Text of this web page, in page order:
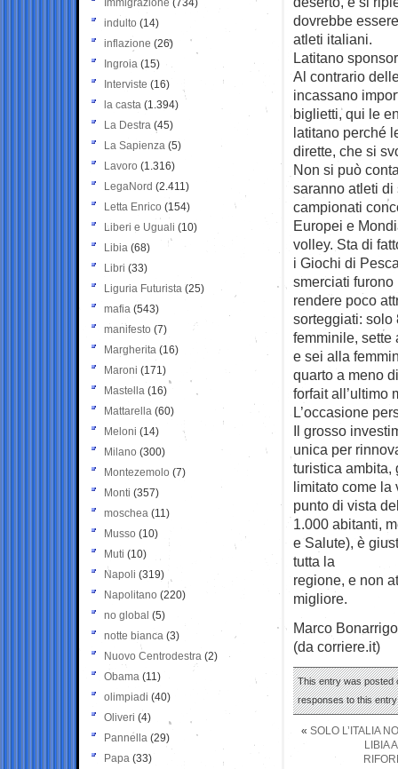
dovrebbe
atleti italiani.
Latitano
Al contrario
incassano
biglietti, qui le
latitano perché
dirette, che si
Non si può
saranno atleti
campionati
Europei e
volley. Sta di
i Giochi di
smerciati
rendere poco
sorteggiati: solo
femminile, sette
e sei alla
quarto a meno
forfait all’ultimo
L’occasione
Il grosso
unica per
turistica ambita,
limitato come la
punto di vista
1.000 abitanti,
e Salute), è
tutta la
regione, e non
migliore.
Marco
(da corriere.it)
This entry was posted
responses to this
« SOLO L’ITALIA
LIBIA
Immigrazione (734)
indulto (14)
inflazione (26)
Ingroia (15)
Interviste (16)
la casta (1.394)
La Destra (45)
La Sapienza (5)
Lavoro (1.316)
LegaNord (2.411)
Letta Enrico (154)
Liberi e Uguali (10)
Libia (68)
Libri (33)
Liguria Futurista (25)
mafia (543)
manifesto (7)
Margherita (16)
Maroni (171)
Mastella (16)
Mattarella (60)
Meloni (14)
Milano (300)
Montezemolo (7)
Monti (357)
moschea (11)
Musso (10)
Muti (10)
Napoli (319)
Napolitano (220)
no global (5)
notte bianca (3)
Nuovo Centrodestra (2)
Obama (11)
olimpiadi (40)
Oliveri (4)
Pannella (29)
Papa (33)